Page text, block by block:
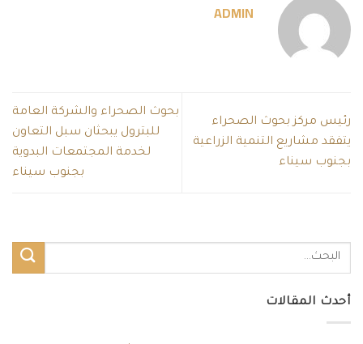
ADMIN
رئيس مركز بحوث الصحراء
يتفقد مشاريع التنمية الزراعية
بجنوب سيناء
بحوث الصحراء والشركة العامة
للبترول يبحثان سبل التعاون
لخدمة المجتمعات البدوية
بجنوب سيناء
أحدث المقالات